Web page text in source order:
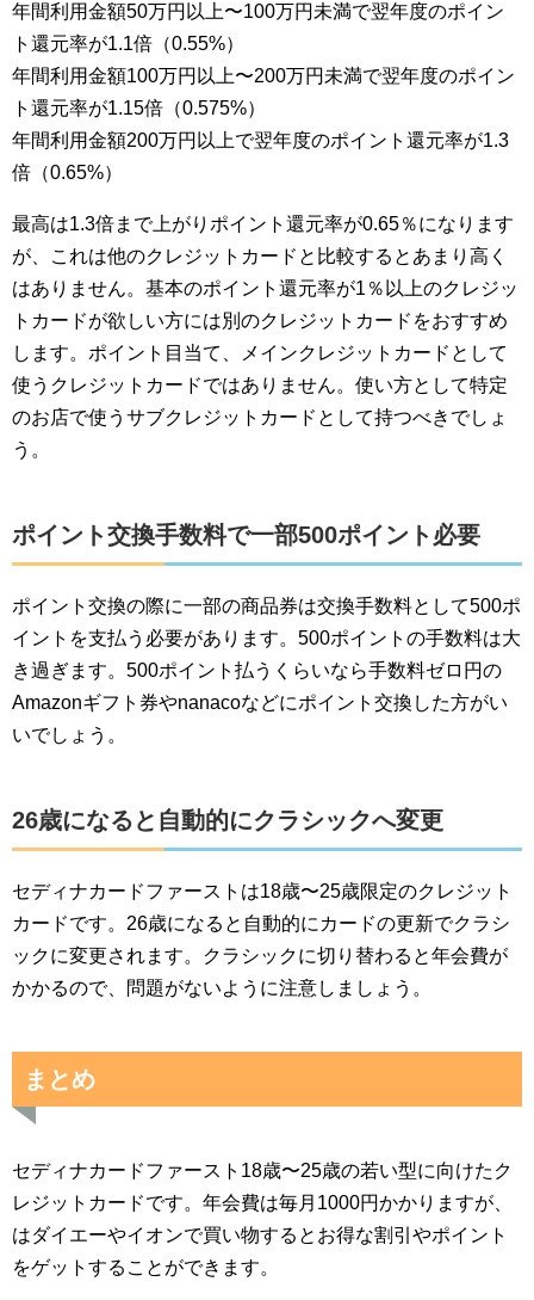
年間利用金額50万円以上〜100万円未満で翌年度のポイン
ト還元率が1.1倍（0.55%）
年間利用金額100万円以上〜200万円未満で翌年度のポイン
ト還元率が1.15倍（0.575%）
年間利用金額200万円以上で翌年度のポイント還元率が1.3
倍（0.65%）
最高は1.3倍まで上がりポイント還元率が0.65％になります
が、これは他のクレジットカードと比較するとあまり高く
はありません。基本のポイント還元率が1％以上のクレジッ
トカードが欲しい方には別のクレジットカードをおすすめ
します。ポイント目当て、メインクレジットカードとして
使うクレジットカードではありません。使い方として特定
のお店で使うサブクレジットカードとして持つべきでしょ
う。
ポイント交換手数料で一部500ポイント必要
ポイント交換の際に一部の商品券は交換手数料として500ポ
イントを支払う必要があります。500ポイントの手数料は大
き過ぎます。500ポイント払うくらいなら手数料ゼロ円の
Amazonギフト券やnanacoなどにポイント交換した方がい
いでしょう。
26歳になると自動的にクラシックへ変更
セディナカードファーストは18歳〜25歳限定のクレジット
カードです。26歳になると自動的にカードの更新でクラシ
ックに変更されます。クラシックに切り替わると年会費が
かかるので、問題がないように注意しましょう。
まとめ
セディナカードファースト18歳〜25歳の若い型に向けたク
レジットカードです。年会費は毎月1000円かかりますが、
はダイエーやイオンで買い物するとお得な割引やポイント
をゲットすることができます。